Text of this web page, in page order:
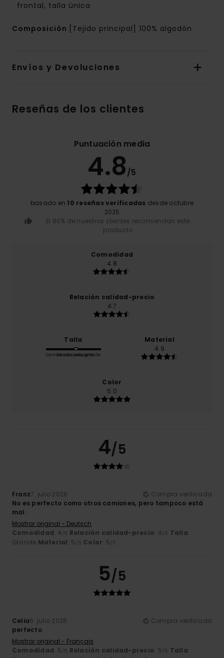
frontal, talla única
Composición [Tejido principal] 100% algodón
Envíos y Devoluciones
Reseñas de los clientes
Puntuación media
4.8/5
basado en 10 reseñas verificadas desde octubre
2025
El 80% de nuestros clientes recomiendan este
producto
Comodidad
4.8
Relación calidad-precio
4.7
Talla
Demasiado pequeño
Demasiado grande
Material
4.9
Color
5.0
4/5
Franz7. julio 2026
Compra verificada
No es perfecto como otros camiones, pero tampoco está
mal.
Mostrar original - Deutsch
Comodidad: 4/5 Relación calidad-precio: 4/5 Talla:
Grande Material: 5/5 Color: 5/5
5/5
Celia6. julio 2026
Compra verificada
perfecto
Mostrar original - Français
Comodidad: 5/5 Relación calidad-precio: 5/5 Talla: